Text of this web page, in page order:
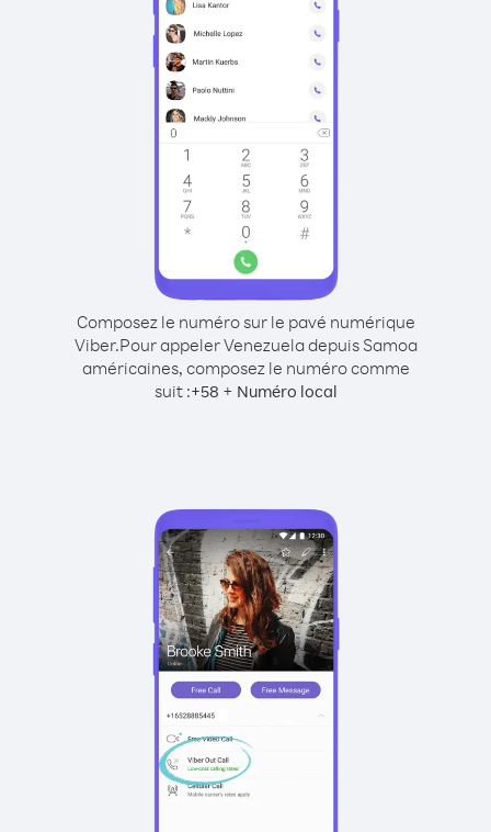
Composez le numéro sur le pavé numérique
Viber.Pour appeler Venezuela depuis Samoa
américaines, composez le numéro comme
suit :+58 + Numéro local